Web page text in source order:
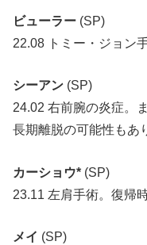
ビューラー (SP)
22.08 トミー・ジョン
シーアン (SP)
24.02 右前腕の炎症。
長期離脱の可能性もあ
カーショウ* (SP)
23.11 左肩手術。復帰
メイ (SP)